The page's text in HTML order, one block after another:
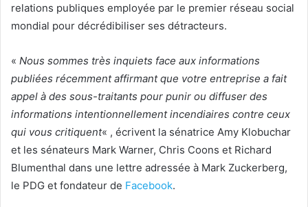
relations publiques employée par le premier réseau social
mondial pour décrédibiliser ses détracteurs.
« Nous sommes très inquiets face aux informations
publiées récemment affirmant que votre entreprise a fait
appel à des sous-traitants pour punir ou diffuser des
informations intentionnellement incendiaires contre ceux
qui vous critiquent« , écrivent la sénatrice Amy Klobuchar
et les sénateurs Mark Warner, Chris Coons et Richard
Blumenthal dans une lettre adressée à Mark Zuckerberg,
le PDG et fondateur de Facebook.